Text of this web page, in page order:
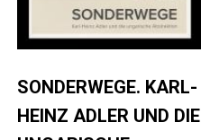
SONDERWEGE. KARL-
HEINZ ADLER UND DIE